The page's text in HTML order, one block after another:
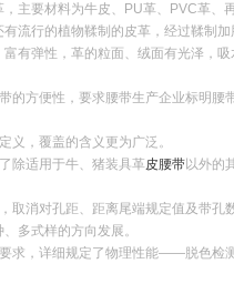
，主要材料为牛皮、PU革、PVC革、
流行的植物鞣制的皮革，经过鞣制
有弹性，革的粒面、绒面有光泽，吸
的方便性，要求腰带生产企业标明腰
义，覆盖的含义更为广泛。
除适用于牛、猪装具革皮腰带以外的
取消对孔距、距离尾端规定值及带孔
多式样的方向发展。
求，详细规定了物理性能——脱色检